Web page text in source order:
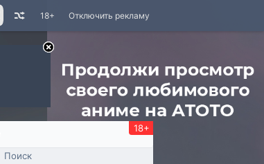
Отключить рекламу
18+
18+
Поиск